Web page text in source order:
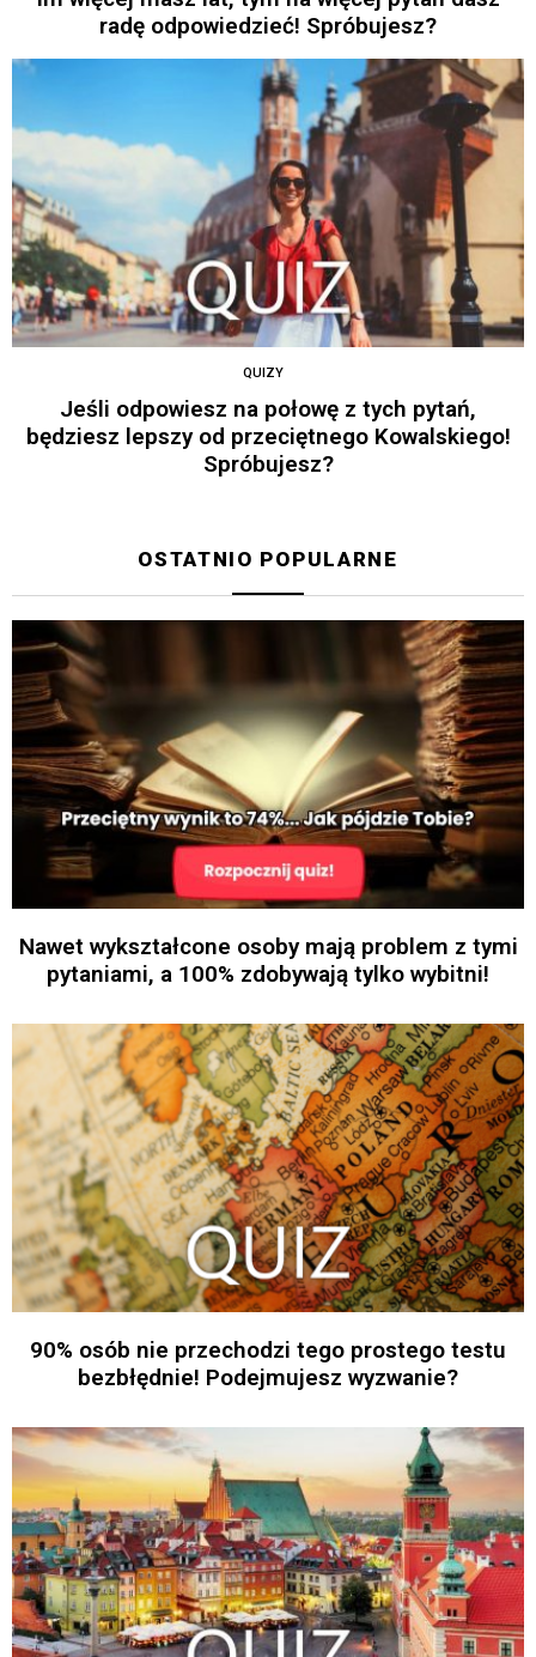
radę odpowiedzieć! Spróbujesz?
QUIZY
Jeśli odpowiesz na połowę z tych pytań,
będziesz lepszy od przeciętnego Kowalskiego!
Spróbujesz?
OSTATNIO POPULARNE
Nawet wykształcone osoby mają problem z tymi
pytaniami, a 100% zdobywają tylko wybitni!
90% osób nie przechodzi tego prostego testu
bezbłędnie! Podejmujesz wyzwanie?